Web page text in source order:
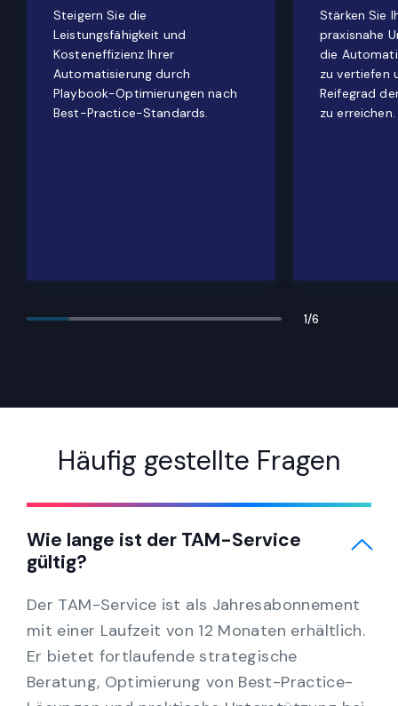
Steigern Sie die
Leistungsfähigkeit und
Kosteneffizienz Ihrer
Automatisierung durch
Playbook-Optimierungen nach
Best-Practice-Standards.
Stärken Sie
praxisnahe
die
zu vertiefen
Reifegrad
zu erreichen.
1/6
Häufig gestellte Fragen
Wie lange ist der TAM-Service
gültig?
Der TAM-Service ist als Jahresabonnement
mit einer Laufzeit von 12 Monaten erhältlich.
Er bietet fortlaufende strategische
Beratung, Optimierung von Best-Practice-